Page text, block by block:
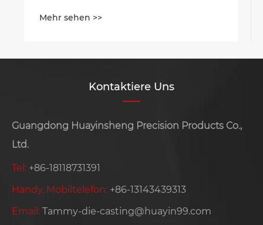
Mehr sehen >>
Kontaktiere Uns
Guangdong Huayinsheng Precision Products Co.,
Ltd.
Tel: +86-18118731391
Handy, Mobiltelefon: +86-13143439313
Email: Tammy-die-casting@huayin99.com